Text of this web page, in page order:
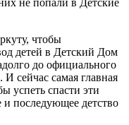
чтобы
детей в Детский Дом
до официального
сейчас самая главная
успеть спасти эти
и последующее детство